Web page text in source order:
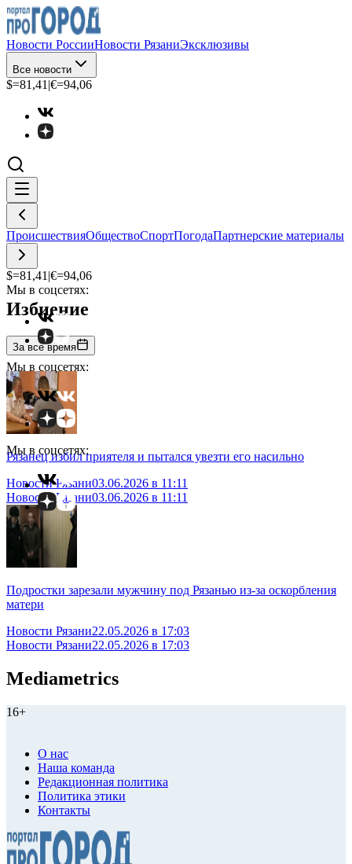
Новости РоссииНовости РязаниЭксклюзивы
Все новости
$=81,41 |€=94,06
ПроисшествияОбществоСпортПогодаПартнерские материалы
$=81,41 |€=94,06
Мы в соцсетях:
Мы в соцсетях:
Мы в соцсетях:
Избиение
За все время
Рязанец избил приятеля и пытался увезти его насильно
Новости Рязани03.06.2026 в 11:11
Новости Рязани03.06.2026 в 11:11
Подростки зарезали мужчину под Рязанью из-за оскорбления
матери
Новости Рязани22.05.2026 в 17:03
Новости Рязани22.05.2026 в 17:03
Mediametrics
16+
О нас
Наша команда
Редакционная политика
Политика этики
Контакты